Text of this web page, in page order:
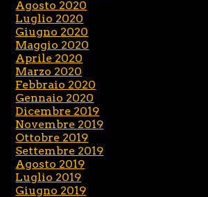
Agosto 2020
Luglio 2020
Giugno 2020
Maggio 2020
Aprile 2020
Marzo 2020
Febbraio 2020
Gennaio 2020
Dicembre 2019
Novembre 2019
Ottobre 2019
Settembre 2019
Agosto 2019
Luglio 2019
Giugno 2019